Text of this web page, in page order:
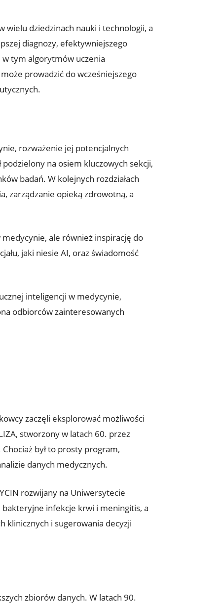
wielu dziedzinach nauki i technologii, a
diagnozy, efektywniejszego
tym algorytmów uczenia
prowadzić do wcześniejszego
rozważenie jej potencjalnych
na osiem kluczowych sekcji,
badań. W kolejnych rozdziałach
zarządzanie opieką zdrowotną, a
ale również inspirację do
jaki niesie AI, oraz świadomość
inteligencji w medycynie,
odbiorców zainteresowanych
zaczęli eksplorować możliwości
stworzony w latach 60. przez
był to prosty program,
danych medycznych.
rozwijany na Uniwersytecie
bakteryjne infekcje krwi i meningitis, a
klinicznych i sugerowania decyzji
zbiorów danych. W latach 90.